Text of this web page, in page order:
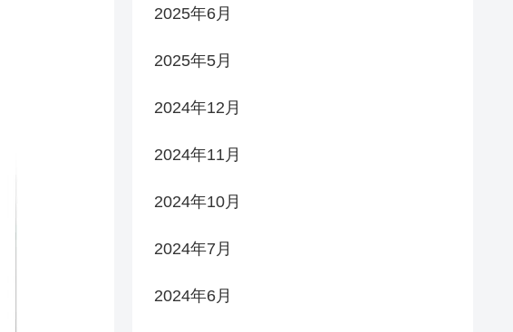
2025年6月
2025年5月
2024年12月
2024年11月
2024年10月
2024年7月
2024年6月